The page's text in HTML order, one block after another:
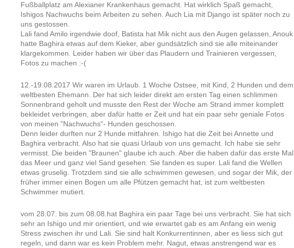
Fußballplatz am Alexianer Krankenhaus gemacht. Hat wirklich Spaß gemacht,
Ishigos Nachwuchs beim Arbeiten zu sehen. Auch Lia mit Django ist später noch zu
uns gestossen.
Lali fand Amilo irgendwie doof, Batista hat Mik nicht aus den Augen gelassen, Anouk
hatte Baghira etwas auf dem Kieker, aber gundsätzlich sind sie alle miteinander
klargekommen. Leider haben wir über das Plaudern und Trainieren vergessen,
Fotos zu machen :-(
12.-19.08.2017 Wir waren im Urlaub. 1 Woche Ostsee, mit Kind, 2 Hunden und dem
weltbesten Ehemann. Der hat sich leider direkt am ersten Tag einen schlimmen
Sonnenbrand geholt und musste den Rest der Woche am Strand immer komplett
bekleidet verbringen, aber dafür hatte er Zeit und hat ein paar sehr geniale Fotos
von meinen "Nachwuchs"- Hunden geschossen.
Denn leider durften nur 2 Hunde mitfahren. Ishigo hat die Zeit bei Annette und
Baghira verbracht. Also hat sie quasi Urlaub von uns gemacht. Ich habe sie sehr
vermisst. Die beiden "Braunen" glaube ich auch. Aber die haben dafür das erste Mal
das Meer und ganz viel Sand gesehen. Sie fanden es super. Lali fand die Wellen
etwas gruselig. Trotzdem sind sie alle schwimmen gewesen, und sogar der Mik, der
früher immer einen Bogen um alle Pfützen gemacht hat, ist zum weltbesten
Schwimmer mutiert.
vom 28.07. bis zum 08.08.hat Baghira ein paar Tage bei uns verbracht. Sie hat sich
sehr an Ishigo und mir orientiert, und wie erwartet gab es am Anfang ein wenig
Stress zwischen ihr und Lali. Sie sind halt Konkurrentinnen, aber es liess sich gut
regeln, und dann war es kein Problem mehr. Nagut, etwas anstrengend war es